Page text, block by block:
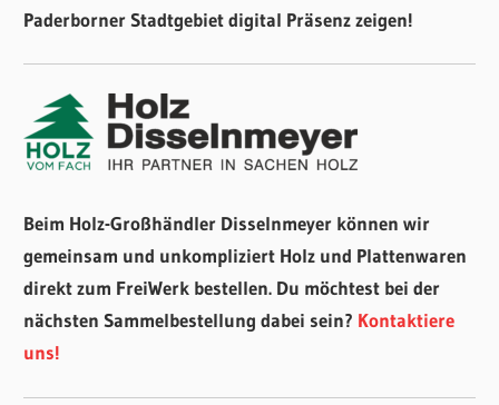
Paderborner Stadtgebiet digital Präsenz zeigen!
Beim Holz-Großhändler Disselnmeyer können wir
gemeinsam und unkompliziert Holz und Plattenwaren
direkt zum FreiWerk bestellen. Du möchtest bei der
nächsten Sammelbestellung dabei sein? Kontaktiere
uns!